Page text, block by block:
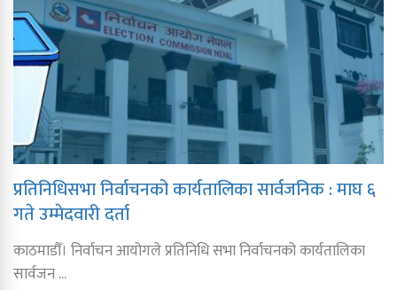
प्रतिनिधिसभा निर्वाचनको कार्यतालिका सार्वजनिक : माघ ६
गते उम्मेदवारी दर्ता
काठमाडौँ। निर्वाचन आयोगले प्रतिनिधि सभा निर्वाचनको कार्यतालिका
सार्वजन ...